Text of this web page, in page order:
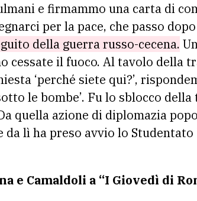
e firmammo una carta di
per la pace, che passo
della guerra russo-cecena.
cessate il fuoco. Al tavolo della
‘perché siete qui?’,
le bombe’. Fu lo sblocco
quella azione di diplomazia
lì ha preso avvio lo
e Camaldoli a “I Giovedì di